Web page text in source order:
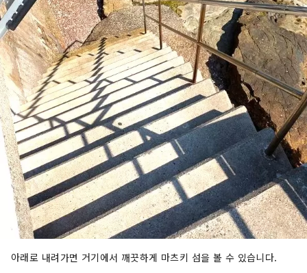
아래로 내려가면 거기에서 깨끗하게 마츠키 섬을 볼 수 있습니다.